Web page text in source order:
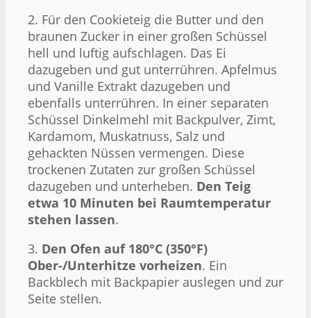
2. Für den Cookieteig die Butter und den
braunen Zucker in einer großen Schüssel
hell und luftig aufschlagen. Das Ei
dazugeben und gut unterrühren. Apfelmus
und Vanille Extrakt dazugeben und
ebenfalls unterrühren. In einer separaten
Schüssel Dinkelmehl mit Backpulver, Zimt,
Kardamom, Muskatnuss, Salz und
gehackten Nüssen vermengen. Diese
trockenen Zutaten zur großen Schüssel
dazugeben und unterheben. Den Teig
etwa 10 Minuten bei Raumtemperatur
stehen lassen.
3. Den Ofen auf 180°C (350°F)
Ober-/Unterhitze vorheizen. Ein
Backblech mit Backpapier auslegen und zur
Seite stellen.